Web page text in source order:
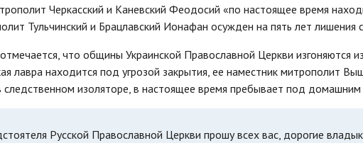
Черкасский и Каневский Феодосий «по настоящее время
Тульчинский и Брацлавский Ионафан осужден на пять лет лишения
что общины Украинской Православной Церкви изгоняются
лавра находится под угрозой закрытия, ее наместник митрополит
следственном изоляторе, в настоящее время пребывает под домашним
Русской Православной Церкви прошу всех вас, дорогие